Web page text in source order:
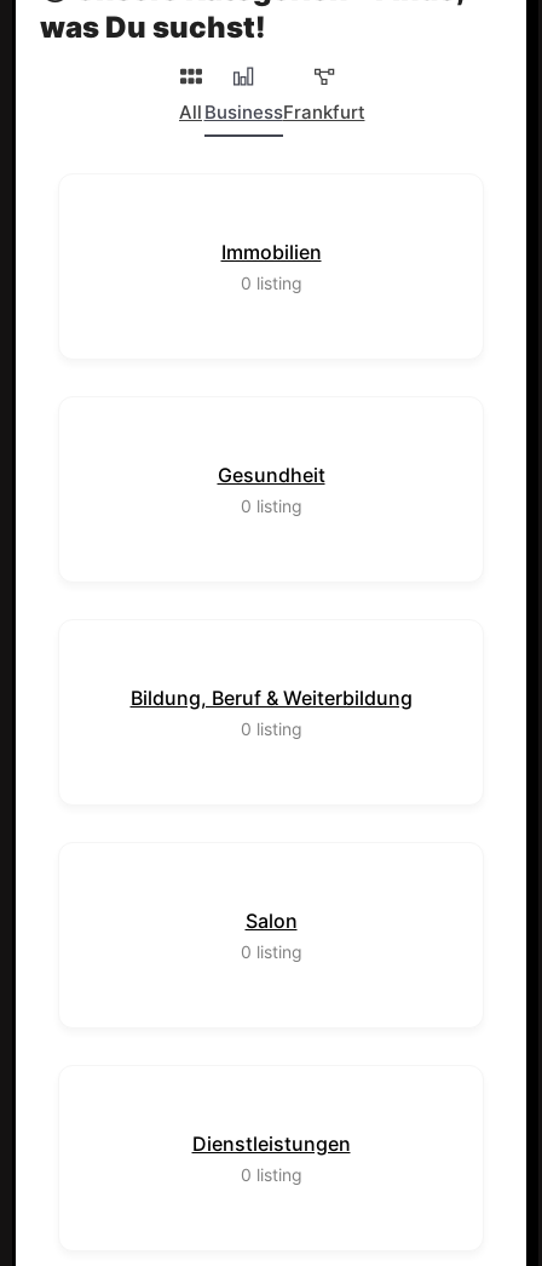
was Du suchst!
All BusinessFrankfurt
Immobilien
0 listing
Gesundheit
0 listing
Bildung, Beruf & Weiterbildung
0 listing
Salon
0 listing
Dienstleistungen
0 listing